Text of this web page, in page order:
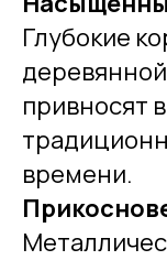
Глубокие
привносят
времени.